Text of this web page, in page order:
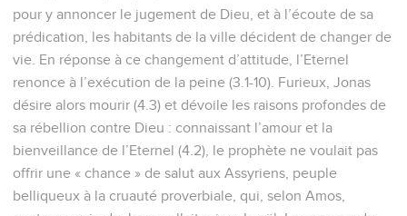
pour y annoncer le jugement de Dieu, et à l’écoute de sa
prédication, les habitants de la ville décident de changer de
vie. En réponse à ce changement d’attitude, l’Eternel
renonce à l’exécution de la peine (3.1-10). Furieux, Jonas
désire alors mourir (4.3) et dévoile les raisons profondes de
sa rébellion contre Dieu : connaissant l’amour et la
bienveillance de l’Eternel (4.2), le prophète ne voulait pas
offrir une « chance » de salut aux Assyriens, peuple
belliqueux à la cruauté proverbiale, qui, selon Amos,